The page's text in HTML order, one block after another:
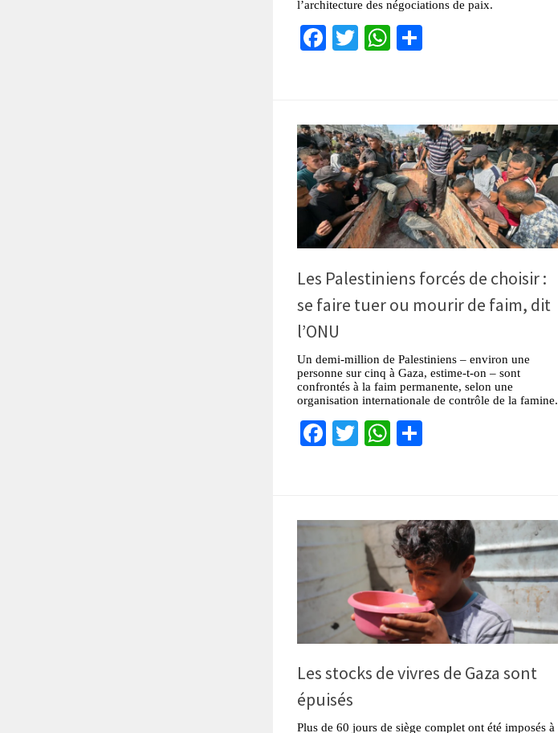
l’architecture des négociations de paix.
Facebook
TwitterWhatsApp
Les Palestiniens forcés de choisir :
se faire tuer ou mourir de faim, dit
l’ONU
Un demi-million de Palestiniens – environ une
personne sur cinq à Gaza, estime-t-on – sont
confrontés à la faim permanente, selon une
organisation internationale de contrôle de la famine.
Facebook
TwitterWhatsApp
Les stocks de vivres de Gaza sont
épuisés
Plus de 60 jours de siège complet ont été imposés à